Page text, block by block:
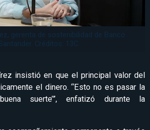
gerenta de sostenibilidad de Banco
Créditos: 13C.
insistió en que el principal valor del
el dinero. “Esto no es pasar la
suerte’”, enfatizó durante la